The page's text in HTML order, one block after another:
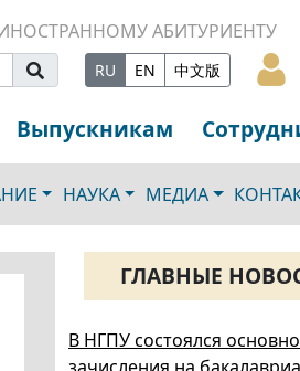
АБИТУРИЕНТУ
RU EN 中文版
Выпускникам
НАУКА МЕДИА
ГЛАВНЫЕ
В НГПУ состоялся